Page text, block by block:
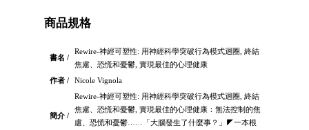
商品規格
書名 /
Rewire-神經可塑性: 用神經科學突破行為模式迴圈, 終結
焦慮、恐慌和憂鬱, 實現最佳的心理健康
作者 /
Nicole Vignola
簡介 /
Rewire-神經可塑性: 用神經科學突破行為模式迴圈, 終結
焦慮、恐慌和憂鬱, 實現最佳的心理健康：無法控制的焦
慮、恐慌和憂鬱……「大腦發生了什麼事？」◤一本根